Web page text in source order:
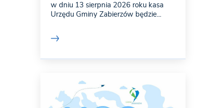
w dniu 13 sierpnia 2026 roku kasa
Urzędu Gminy Zabierzów będzie...